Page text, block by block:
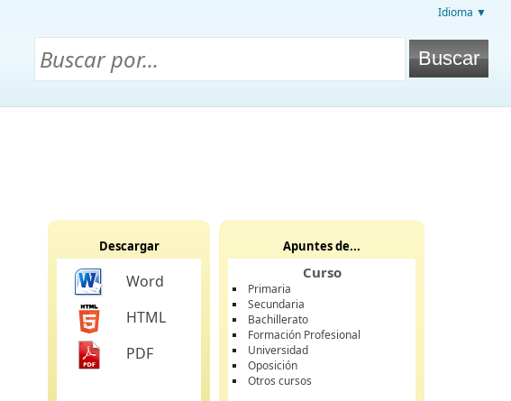
Idioma ▼
Descargar
Word
HTML
PDF
Apuntes de...
Curso
Primaria
Secundaria
Bachillerato
Formación Profesional
Universidad
Oposición
Otros cursos